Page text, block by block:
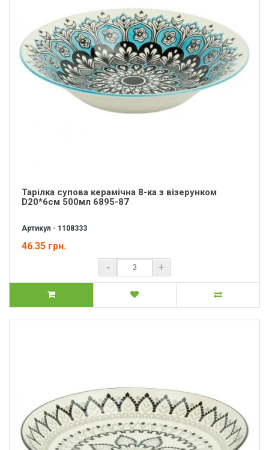
Тарілка супова керамічна 8-ка з візерунком
D20*6cм 500мл 6895-87
Артикул - 1108333
46.35 грн.
- +